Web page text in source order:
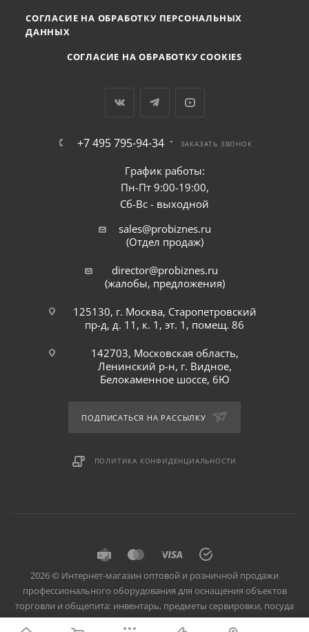
СОГЛАСИЕ НА ОБРАБОТКУ ПЕРСОНАЛЬНЫХ
ДАННЫХ
СОГЛАСИЕ НА ОБРАБОТКУ COOKIES
+7 495 795-94-34 ЗАКАЗАТЬ ЗВОНОК
График работы:
Пн-Пт 9:00-19:00,
Сб-Вс - выходной
sales@probiznes.ru
(Отдел продаж)
director@probiznes.ru
(жалобы, предложения)
125130, г. Москва, Старопетровский
пр-д, д. 11, к. 1, эт. 1, помещ. 86
142703, Московская область,
Ленинский р-н, г. Видное,
Белокаменное шоссе, 6Ю
ПОДПИСАТЬСЯ НА РАССЫЛКУ
ПОЛИТИКА КОНФИДЕНЦИАЛЬНОСТИ
2026 © Интернет-магазин оптовой и розничной продажи
профессионального оборудования для оснащения объектов
торговли и общепита: инвентарь, предметы сервировки, посуда
для баров, кафе и ресторанов.